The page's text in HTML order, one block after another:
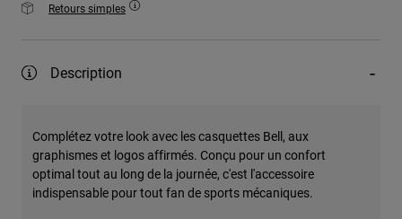
Retours simples
Description
Complétez votre look avec les casquettes Bell, aux
graphismes et logos affirmés. Conçu pour un confort
optimal tout au long de la journée, c'est l'accessoire
indispensable pour tout fan de sports mécaniques.